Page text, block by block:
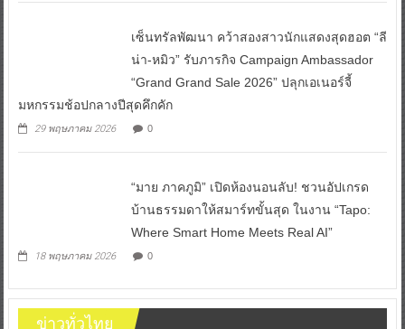
เซ็นทรัลพัฒนา คว้าสองสาวนักแสดงสุดฮอต “ลี
น่า-หมิว” รับภารกิจ Campaign Ambassador
“Grand Grand Sale 2026” ปลุกเอเนอร์จี้
มหกรรมช้อปกลางปีสุดคึกคัก
29 พฤษภาคม 2026 0
“มาย ภาคภูมิ” เปิดห้องนอนลับ! ชวนอัปเกรด
บ้านธรรมดาให้สมาร์ทขั้นสุด ในงาน “Tapo:
Where Smart Home Meets Real AI”
18 พฤษภาคม 2026 0
ข่าวทั่วไทย